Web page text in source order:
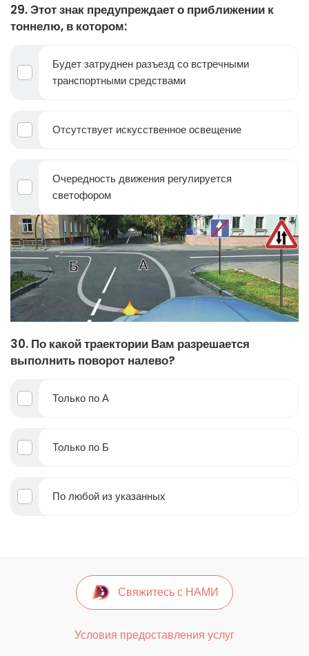
29. Этот знак предупреждает о приближении к
тоннелю, в котором:
Будет затруднен разъезд со встречными
транспортными средствами
Отсутствует искусственное освещение
Очередность движения регулируется
светофором
30. По какой траектории Вам разрешается
выполнить поворот налево?
Только по А
Только по Б
По любой из указанных
Свяжитесь с НАМИ
Условия предоставления услуг